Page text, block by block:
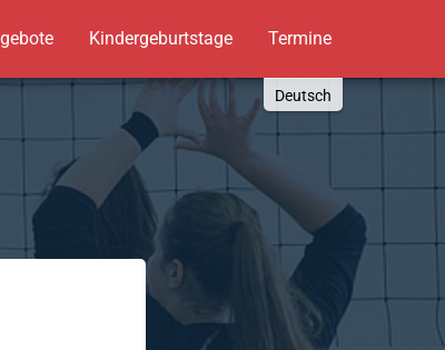
Kindergeburtstage Termine
Deutsch
English
Polish
Türkçe
Español
العربية